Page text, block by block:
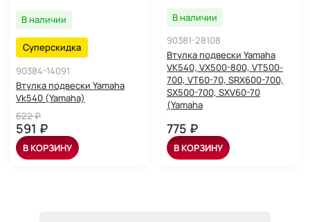
В наличии
Суперскидка
90384-14091
Втулка подвески Yamaha
Vk540 (Yamaha)
622 ₽
591 ₽
В КОРЗИНУ
В наличии
90381-28108
Втулка подвески Yamaha
VK540, VX500-800, VT500-
700, VT60-70, SRX600-700,
SX500-700, SXV60-70
(Yamaha
775 ₽
В КОРЗИНУ